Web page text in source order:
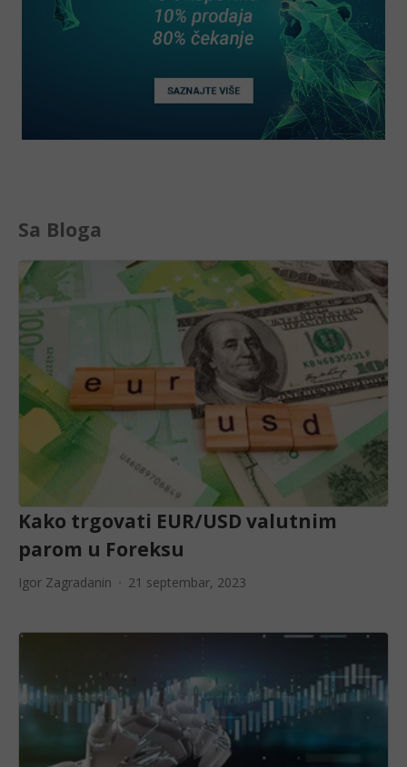
Sa Bloga
Kako trgovati EUR/USD valutnim
parom u Foreksu
Igor Zagradanin 21 septembar, 2023